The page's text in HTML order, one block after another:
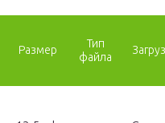
Размер
Тип
файла